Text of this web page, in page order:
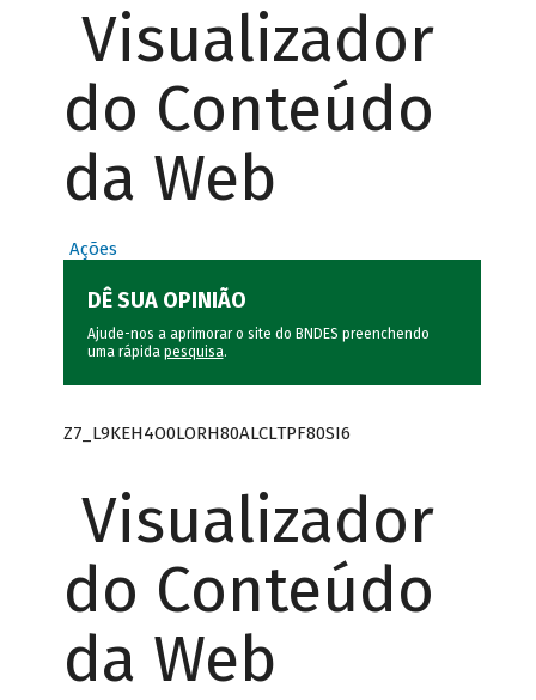
Visualizador
do Conteúdo
da Web
Ações
DÊ SUA OPINIÃO
Ajude-nos a aprimorar o site do BNDES preenchendo
uma rápida pesquisa.
Z7_L9KEH4O0LORH80ALCLTPF80SI6
Visualizador
do Conteúdo
da Web